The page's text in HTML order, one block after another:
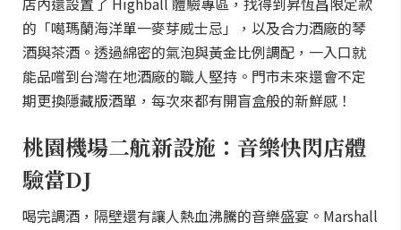
的「噶瑪蘭海洋單一麥芽威士忌」，以及合力酒廠的琴
酒與茶酒。透過綿密的氣泡與黃金比例調配，一入口就
能品嚐到台灣在地酒廠的職人堅持。門市未來還會不定
期更換隱藏版酒單，每次來都有開盲盒般的新鮮感！
桃園機場二航新設施：音樂快閃店體
驗當DJ
喝完調酒，隔壁還有讓人熱血沸騰的音樂盛宴。Marshall